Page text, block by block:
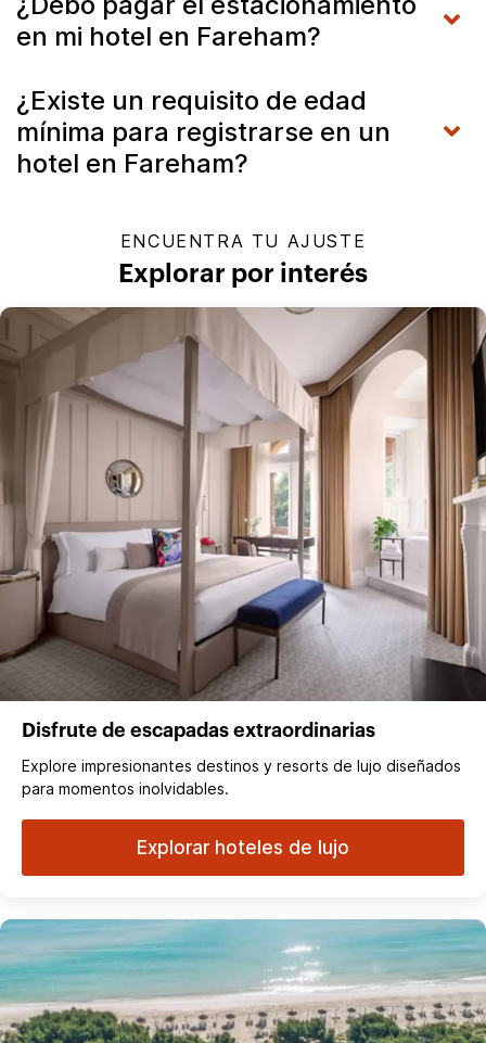
en mi hotel en Fareham?
¿Existe un requisito de edad
mínima para registrarse en un
hotel en Fareham?
ENCUENTRA TU AJUSTE
Explorar por interés
Disfrute de escapadas extraordinarias
Explore impresionantes destinos y resorts de lujo diseñados
para momentos inolvidables.
Explorar hoteles de lujo